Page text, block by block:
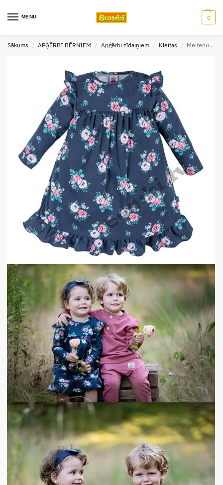
MENU 0
Sākums / APĢĒRBI BĒRNIEM / Apģērbi zīdaiņiem / Kleitas / Meiteņu kleita Rose Bonica (80-98cm)